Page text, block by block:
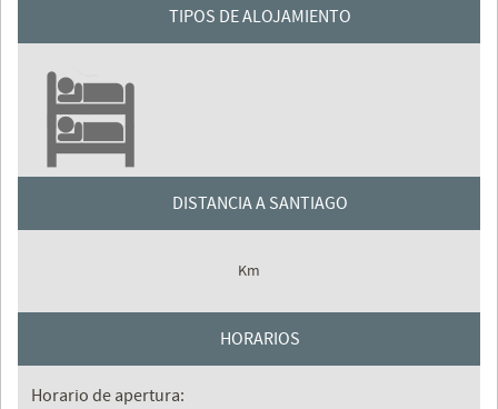
TIPOS DE ALOJAMIENTO
DISTANCIA A SANTIAGO
Km
HORARIOS
Horario de apertura: